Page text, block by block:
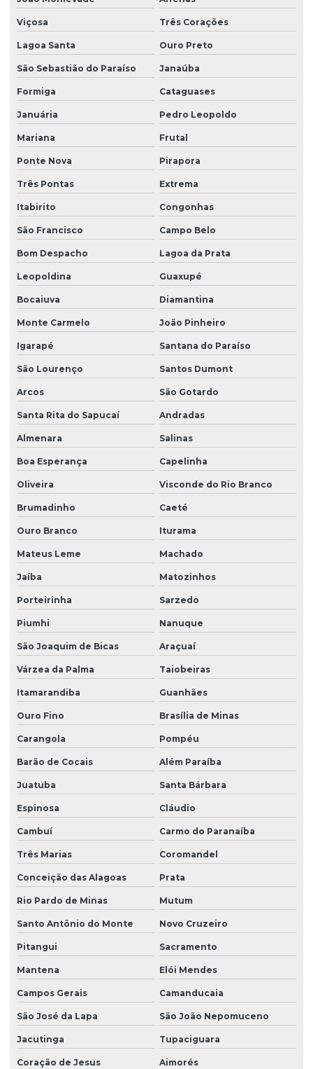
Viçosa Três Corações
Lagoa Santa Ouro Preto
São Sebastião do Paraíso Janaúba
Formiga Cataguases
Januária Pedro Leopoldo
Mariana Frutal
Ponte Nova Pirapora
Três Pontas Extrema
Itabirito Congonhas
São Francisco Campo Belo
Bom Despacho Lagoa da Prata
Leopoldina Guaxupé
Bocaiuva Diamantina
Monte Carmelo João Pinheiro
Igarapé Santana do Paraíso
São Lourenço Santos Dumont
Arcos São Gotardo
Santa Rita do Sapucaí Andradas
Almenara Salinas
Boa Esperança Capelinha
Oliveira Visconde do Rio Branco
Brumadinho Caeté
Ouro Branco Iturama
Mateus Leme Machado
Jaíba Matozinhos
Porteirinha Sarzedo
Piumhi Nanuque
São Joaquim de Bicas Araçuaí
Várzea da Palma Taiobeiras
Itamarandiba Guanhães
Ouro Fino Brasília de Minas
Carangola Pompéu
Barão de Cocais Além Paraíba
Juatuba Santa Bárbara
Espinosa Cláudio
Cambuí Carmo do Paranaíba
Três Marias Coromandel
Conceição das Alagoas Prata
Rio Pardo de Minas Mutum
Santo Antônio do Monte Novo Cruzeiro
Pitangui Sacramento
Mantena Elói Mendes
Campos Gerais Camanducaia
São José da Lapa São João Nepomuceno
Jacutinga Tupaciguara
Coração de Jesus Aimorés